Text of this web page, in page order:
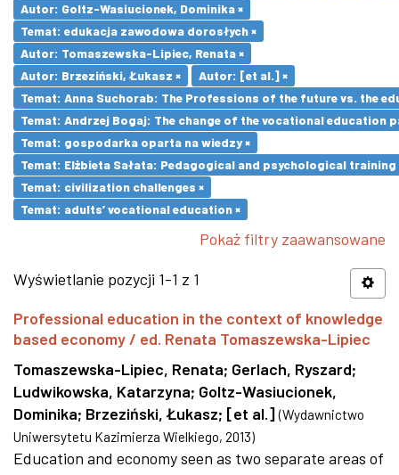
Autor: Goltz-Wasiucionek, Dominika ×
Temat: edukacja zawodowa dorosłych ×
Autor: Tomaszewska-Lipiec, Renata ×
Autor: Brzeziński, Łukasz ×
Autor: [et al.] ×
Temat: Anna Suchorab: The Professions of the future vs. the
Temat: Andrzej Bogaj: The change of the vocational education
Temat: gospodarka oparta na wiedzy ×
Temat: Elżbieta Sałata: Pedagogical and psychological
Temat: civilization challenges ×
Temat: adults’ vocational education ×
Pokaż filtry zaawansowane
Wyświetlanie pozycji 1-1 z 1
Professional education in the context of knowledge
based economy / ed. Renata Tomaszewska-Lipiec
Tomaszewska-Lipiec, Renata; Gerlach, Ryszard;
Ludwikowska, Katarzyna; Goltz-Wasiucionek,
Dominika; Brzeziński, Łukasz; [et al.] (Wydawnictwo
Uniwersytetu Kazimierza Wielkiego, 2013)
Education and economy seen as two separate areas of